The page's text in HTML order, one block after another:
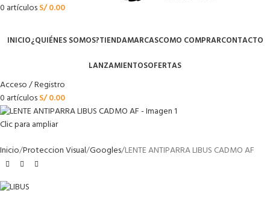
0 artículosS/0.00
INICIO¿QUIÉNES SOMOS?TIENDAMARCASCOMO COMPRARCONTACTO
LANZAMIENTOSOFERTAS
Acceso / Registro
0 artículosS/0.00
Clic para ampliar
Inicio Proteccion Visual Googles LENTE ANTIPARRA LIBUS CADMO AF